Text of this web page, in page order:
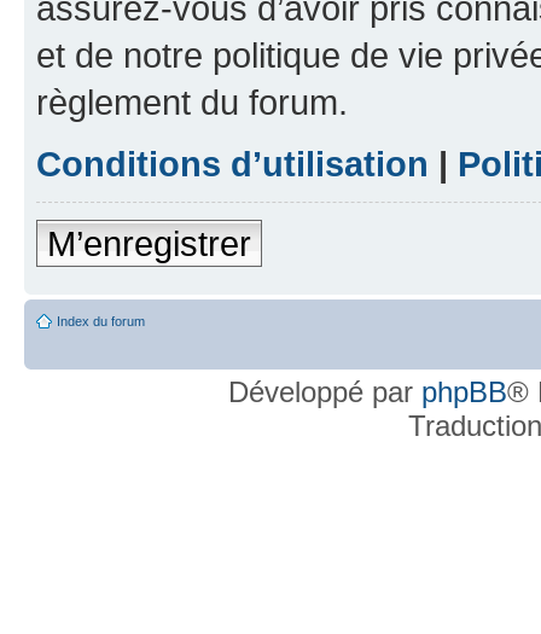
assurez-vous d’avoir pris
et de notre politique de vie
règlement du forum.
Conditions d’utilisation |
M’enregistrer
Index du forum
Développé par phpBB®